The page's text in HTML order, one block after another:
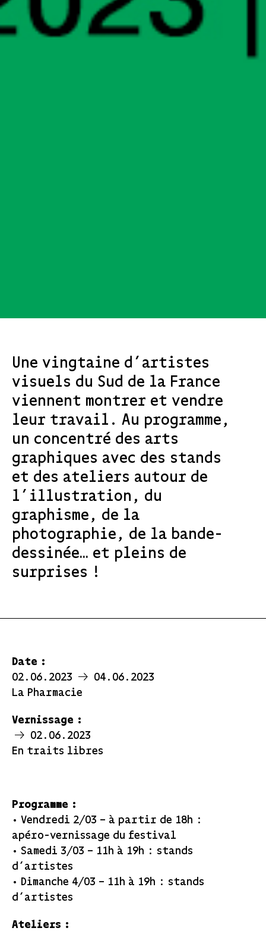
Une vingtaine d’artistes
visuels du Sud de la France
viennent montrer et vendre
leur travail. Au programme,
un concentré des arts
graphiques avec des stands
et des ateliers autour de
l’illustration, du
graphisme, de la
photographie, de la bande-
dessinée… et pleins de
surprises !
Date :
02.06.2023
04.06.2023
La Pharmacie
Vernissage :
02.06.2023
En traits libres
Programme :
• Vendredi 2/03 – à partir de 18h :
apéro-vernissage du festival
• Samedi 3/03 – 11h à 19h : stands
d’artistes
• Dimanche 4/03 – 11h à 19h : stands
d’artistes
Ateliers :